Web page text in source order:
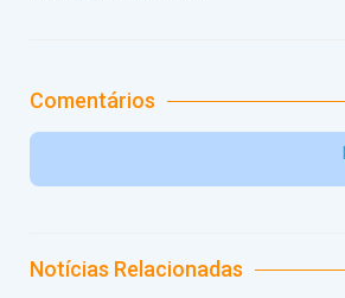
Comentários
Notícias Relacionadas